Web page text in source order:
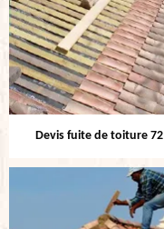
Devis fuite de toiture 72